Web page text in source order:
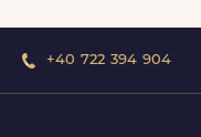
+40 722 394 904